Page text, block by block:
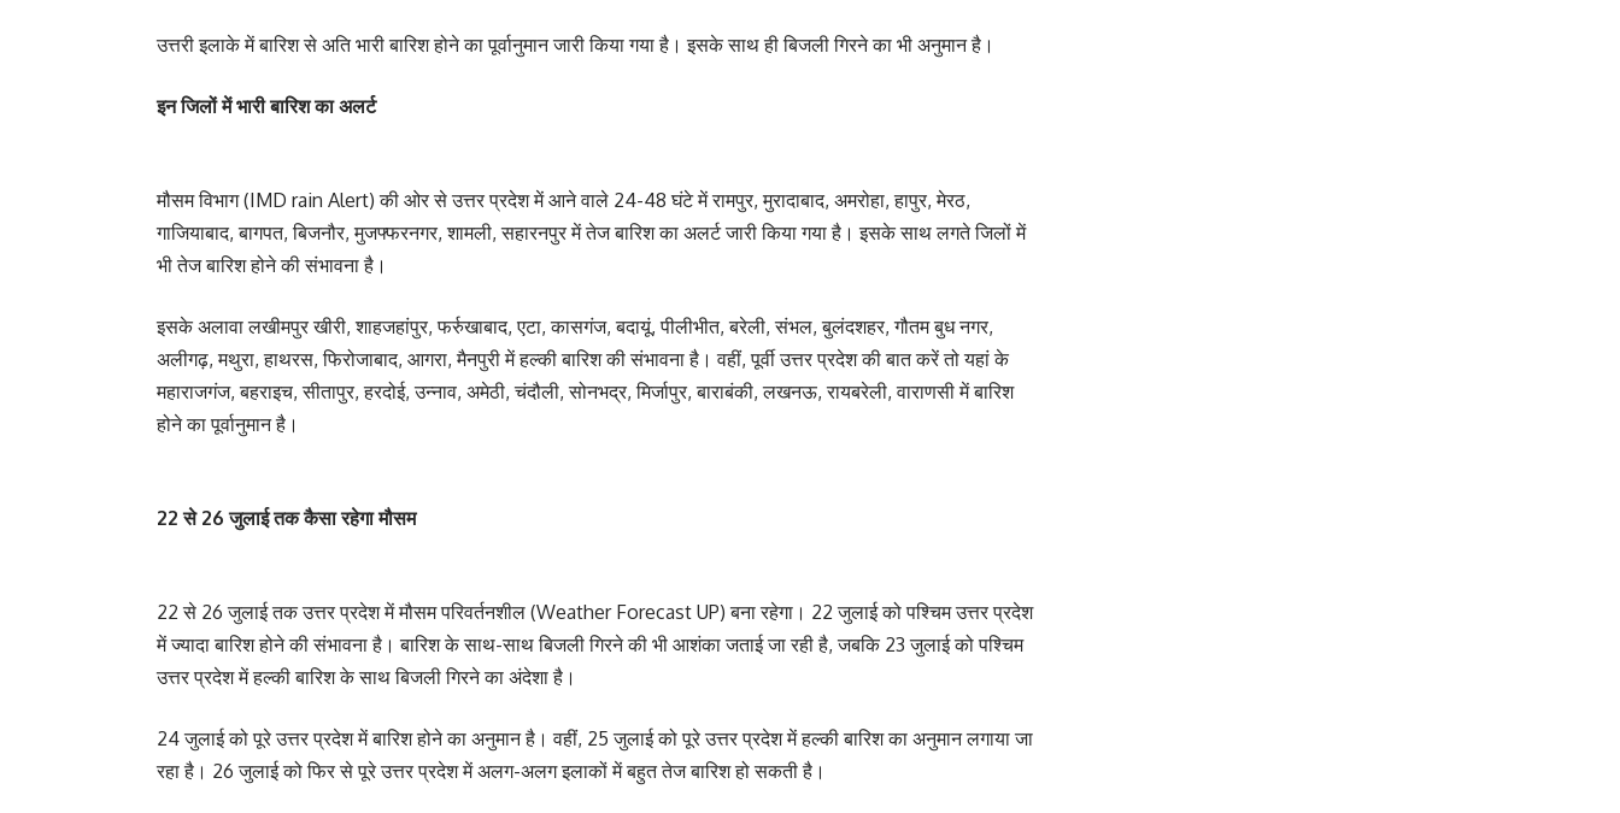
उत्तरी इलाके में बारिश से अति भारी बारिश होने का पूर्वानुमान जारी किया गया है। इसके साथ ही बिजली गिरने का भी अनुमान है।
इन जिलों में भारी बारिश का अलर्ट
मौसम विभाग (IMD rain Alert) की ओर से उत्तर प्रदेश में आने वाले 24-48 घंटे में रामपुर, मुरादाबाद, अमरोहा, हापुर, मेरठ,
गाजियाबाद, बागपत, बिजनौर, मुजफ्फरनगर, शामली, सहारनपुर में तेज बारिश का अलर्ट जारी किया गया है। इसके साथ लगते जिलों में
भी तेज बारिश होने की संभावना है।
इसके अलावा लखीमपुर खीरी, शाहजहांपुर, फर्रुखाबाद, एटा, कासगंज, बदायूं, पीलीभीत, बरेली, संभल, बुलंदशहर, गौतम बुध नगर,
अलीगढ़, मथुरा, हाथरस, फिरोजाबाद, आगरा, मैनपुरी में हल्की बारिश की संभावना है। वहीं, पूर्वी उत्तर प्रदेश की बात करें तो यहां के
महाराजगंज, बहराइच, सीतापुर, हरदोई, उन्नाव, अमेठी, चंदौली, सोनभद्र, मिर्जापुर, बाराबंकी, लखनऊ, रायबरेली, वाराणसी में बारिश
होने का पूर्वानुमान है।
22 से 26 जुलाई तक कैसा रहेगा मौसम
22 से 26 जुलाई तक उत्तर प्रदेश में मौसम परिवर्तनशील (Weather Forecast UP) बना रहेगा। 22 जुलाई को पश्चिम उत्तर प्रदेश
में ज्यादा बारिश होने की संभावना है। बारिश के साथ-साथ बिजली गिरने की भी आशंका जताई जा रही है, जबकि 23 जुलाई को पश्चिम
उत्तर प्रदेश में हल्की बारिश के साथ बिजली गिरने का अंदेशा है।
24 जुलाई को पूरे उत्तर प्रदेश में बारिश होने का अनुमान है। वहीं, 25 जुलाई को पूरे उत्तर प्रदेश में हल्की बारिश का अनुमान लगाया जा
रहा है। 26 जुलाई को फिर से पूरे उत्तर प्रदेश में अलग-अलग इलाकों में बहुत तेज बारिश हो सकती है।